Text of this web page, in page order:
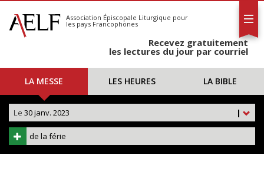
S'abonner
Calendrier
Association Épiscopale Liturgique pour
les pays Francophones
Recevez gratuitement
les lectures du jour par courriel
LA MESSE LES HEURES LA BIBLE
|
Le 30 janv. 2023
de la férie